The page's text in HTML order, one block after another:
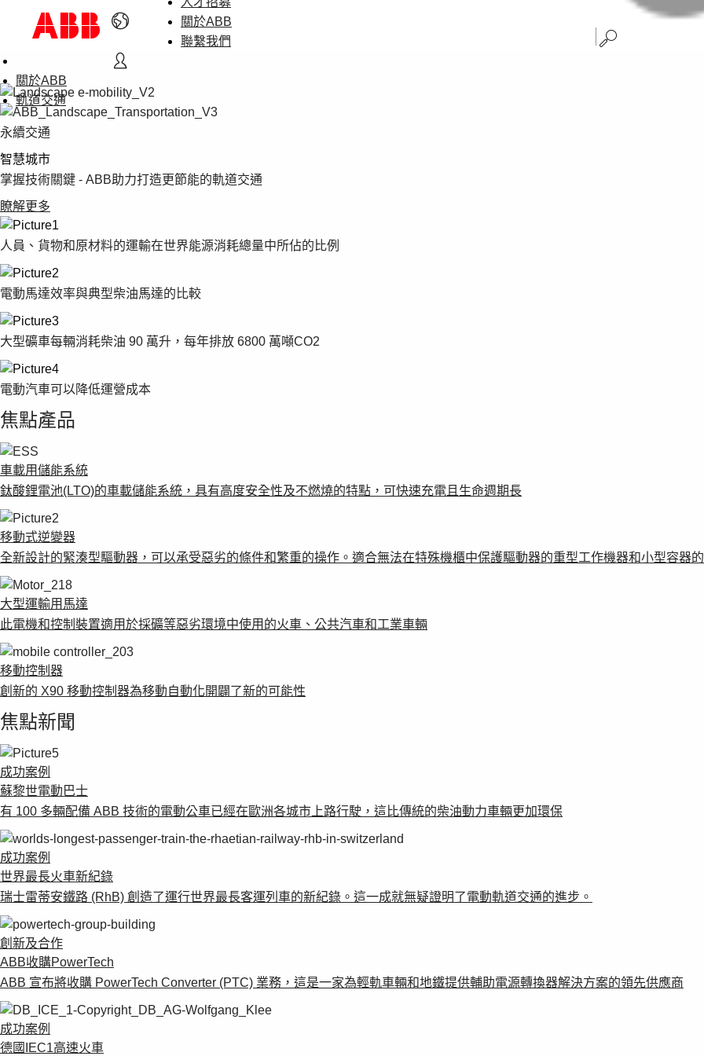
關於ABB
聯繫我們
關於ABB
軌道交通
永續交通
智慧城市
掌握技術關鍵 - ABB助力打造更節能的軌道交通
瞭解更多
人員、貨物和原材料的運輸在世界能源消耗總量中所佔的比例
電動馬達效率與典型柴油馬達的比較
大型礦車每輛消耗柴油 90 萬升，每年排放 6800 萬噸CO2
電動汽車可以降低運營成本
焦點產品
車載用儲能系統
鈦酸鋰電池(LTO)的車載儲能系統，具有高度安全性及不燃燒的特點，可快速充電且生命週期長
移動式逆變器
全新設計的緊湊型驅動器，可以承受惡劣的條件和繁重的操作。適合無法在特殊機櫃中保護驅動器的重型工作機器和小型容器
大型運輸用馬達
此電機和控制裝置適用於採礦等惡劣環境中使用的火車、公共汽車和工業車輛
移動控制器
創新的 X90 移動控制器為移動自動化開闢了新的可能性
焦點新聞
成功案例
蘇黎世電動巴士
有 100 多輛配備 ABB 技術的電動公車已經在歐洲各城市上路行駛，這比傳統的柴油動力車輛更加環保
成功案例
世界最長火車新紀錄
瑞士雷蒂安鐵路 (RhB) 創造了運行世界最長客運列車的新紀錄。這一成就無疑證明了電動軌道交通的進步。
創新及合作
ABB收購PowerTech
ABB 宣布將收購 PowerTech Converter (PTC) 業務，這是一家為輕軌車輛和地鐵提供輔助電源轉換器解決方案的領先供應商
成功案例
德國IEC1高速火車